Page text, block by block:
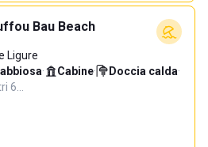
Bau Beach
Ligure
· Cabine· Doccia calda·
6…